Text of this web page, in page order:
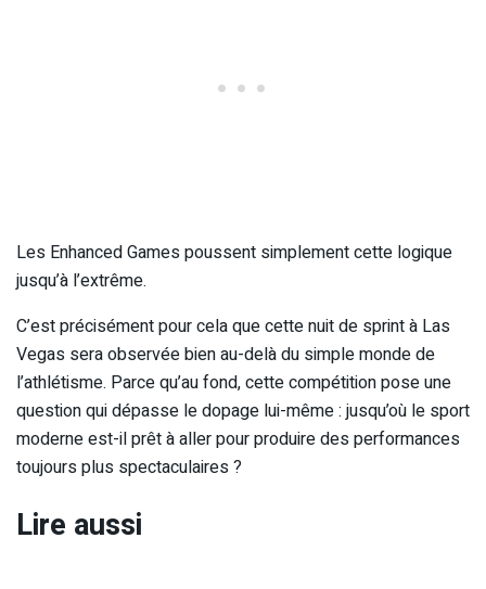
Les Enhanced Games poussent simplement cette logique
jusqu’à l’extrême.
C’est précisément pour cela que cette nuit de sprint à Las
Vegas sera observée bien au-delà du simple monde de
l’athlétisme. Parce qu’au fond, cette compétition pose une
question qui dépasse le dopage lui-même : jusqu’où le sport
moderne est-il prêt à aller pour produire des performances
toujours plus spectaculaires ?
Lire aussi